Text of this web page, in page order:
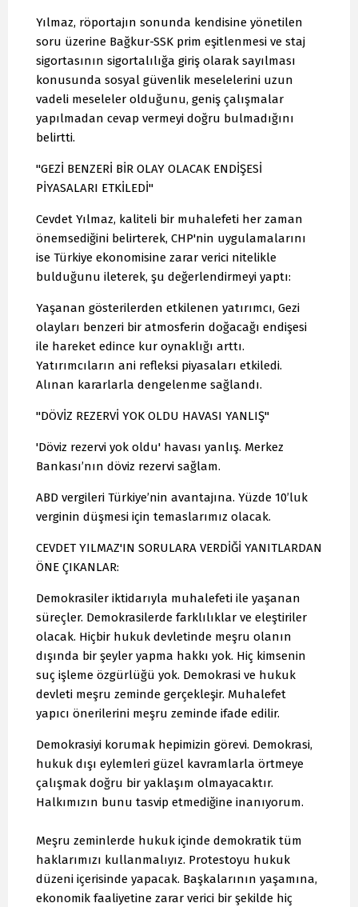
Yılmaz, röportajın sonunda kendisine yönetilen
soru üzerine Bağkur-SSK prim eşitlenmesi ve staj
sigortasının sigortalılığa giriş olarak sayılması
konusunda sosyal güvenlik meselelerini uzun
vadeli meseleler olduğunu, geniş çalışmalar
yapılmadan cevap vermeyi doğru bulmadığını
belirtti.
"GEZİ BENZERİ BİR OLAY OLACAK ENDİŞESİ
PİYASALARI ETKİLEDİ"
Cevdet Yılmaz, kaliteli bir muhalefeti her zaman
önemsediğini belirterek, CHP'nin uygulamalarını
ise Türkiye ekonomisine zarar verici nitelikle
bulduğunu ileterek, şu değerlendirmeyi yaptı:
Yaşanan gösterilerden etkilenen yatırımcı, Gezi
olayları benzeri bir atmosferin doğacağı endişesi
ile hareket edince kur oynaklığı arttı.
Yatırımcıların ani refleksi piyasaları etkiledi.
Alınan kararlarla dengelenme sağlandı.
"DÖVİZ REZERVİ YOK OLDU HAVASI YANLIŞ"
'Döviz rezervi yok oldu' havası yanlış. Merkez
Bankası’nın döviz rezervi sağlam.
ABD vergileri Türkiye’nin avantajına. Yüzde 10’luk
verginin düşmesi için temaslarımız olacak.
CEVDET YILMAZ'IN SORULARA VERDİĞİ YANITLARDAN
ÖNE ÇIKANLAR:
Demokrasiler iktidarıyla muhalefeti ile yaşanan
süreçler. Demokrasilerde farklılıklar ve eleştiriler
olacak. Hiçbir hukuk devletinde meşru olanın
dışında bir şeyler yapma hakkı yok. Hiç kimsenin
suç işleme özgürlüğü yok. Demokrasi ve hukuk
devleti meşru zeminde gerçekleşir. Muhalefet
yapıcı önerilerini meşru zeminde ifade edilir.
Demokrasiyi korumak hepimizin görevi. Demokrasi,
hukuk dışı eylemleri güzel kavramlarla örtmeye
çalışmak doğru bir yaklaşım olmayacaktır.
Halkımızın bunu tasvip etmediğine inanıyorum.
Meşru zeminlerde hukuk içinde demokratik tüm
haklarımızı kullanmalıyız. Protestoyu hukuk
düzeni içerisinde yapacak. Başkalarının yaşamına,
ekonomik faaliyetine zarar verici bir şekilde hiç